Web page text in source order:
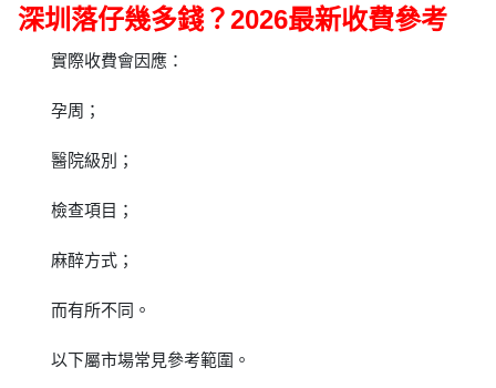
深圳落仔幾多錢？2026最新收費參考
實際收費會因應：
孕周；
醫院級別；
檢查項目；
麻醉方式；
而有所不同。
以下屬市場常見參考範圍。